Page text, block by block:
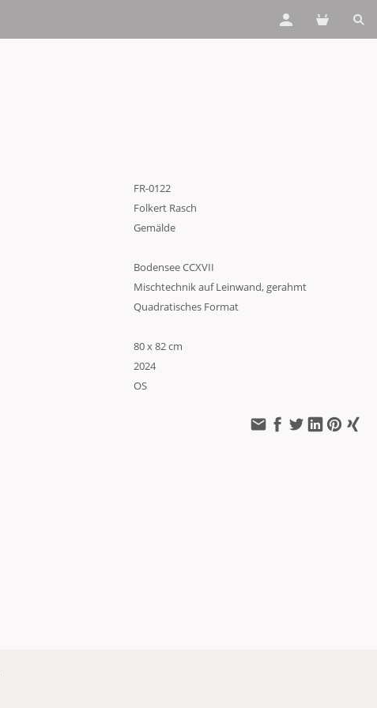
FR-0122
Folkert Rasch
Gemälde
Bodensee CCXVII
Mischtechnik auf Leinwand, gerahmt
Quadratisches Format
80 x 82 cm
2024
OS